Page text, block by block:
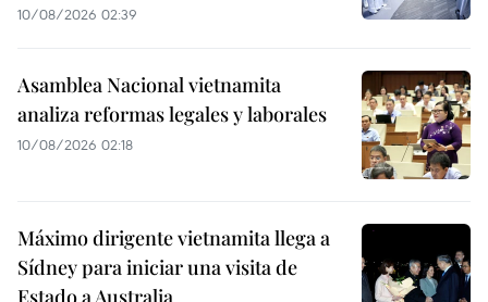
10/08/2026 02:39
Asamblea Nacional vietnamita
analiza reformas legales y laborales
10/08/2026 02:18
Máximo dirigente vietnamita llega a
Sídney para iniciar una visita de
Estado a Australia